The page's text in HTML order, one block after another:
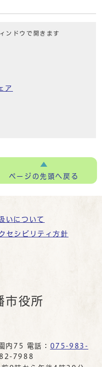
ンドウで開きます
ア
ページの先頭へ戻る
いについて
セシビリティ方針
市役所
内75 電話： 075-983-
7988